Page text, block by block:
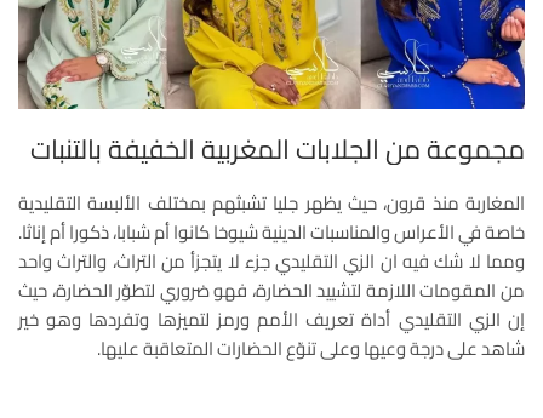
مجموعة من الجلابات المغربية الخفيفة بالتنبات
المغاربة منذ قرون، حيث يظهر جليا تشبثهم بمختلف الألبسة التقليدية
خاصة في الأعراس والمناسبات الدينية شيوخا كانوا أم شبابا، ذكورا أم إناثا.
ومما لا شك فيه ان الزي التقليدي جزء لا يتجزأ من التراث، والتراث واحد
من المقومات اللازمة لتشييد الحضارة، فهو ضروري لتطوّر الحضارة، حيث
إن الزي التقليدي أداة تعريف الأمم ورمز لتميزها وتفردها وهو خير
شاهد على درجة وعيها وعلى تنوّع الحضارات المتعاقبة عليها.